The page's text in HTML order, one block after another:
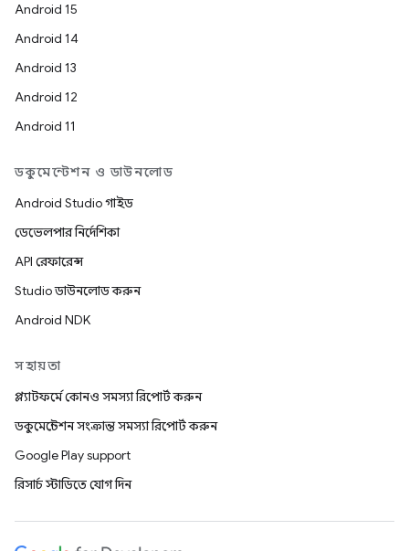
Android 15
Android 14
Android 13
Android 12
Android 11
ডকুমেন্টেশন ও ডাউনলোড
Android Studio গাইড
ডেভেলপার নির্দেশিকা
API রেফারেন্স
Studio ডাউনলোড করুন
Android NDK
সহায়তা
প্ল্যাটফর্মে কোনও সমস্যা রিপোর্ট করুন
ডকুমেন্টেশন সংক্রান্ত সমস্যা রিপোর্ট করুন
Google Play support
রিসার্চ স্টাডিতে যোগ দিন